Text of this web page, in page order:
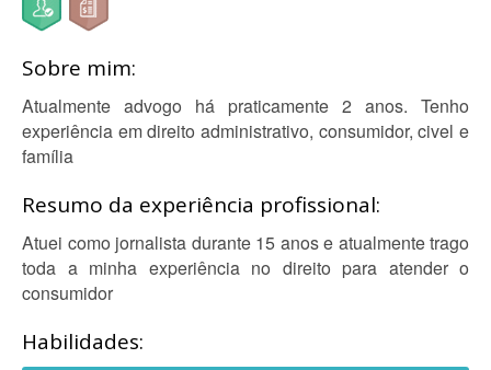
Sobre mim:
Atualmente advogo há praticamente 2 anos. Tenho
experiência em direito administrativo, consumidor, civel e
família
Resumo da experiência profissional:
Atuei como jornalista durante 15 anos e atualmente trago
toda a minha experiência no direito para atender o
consumidor
Habilidades: